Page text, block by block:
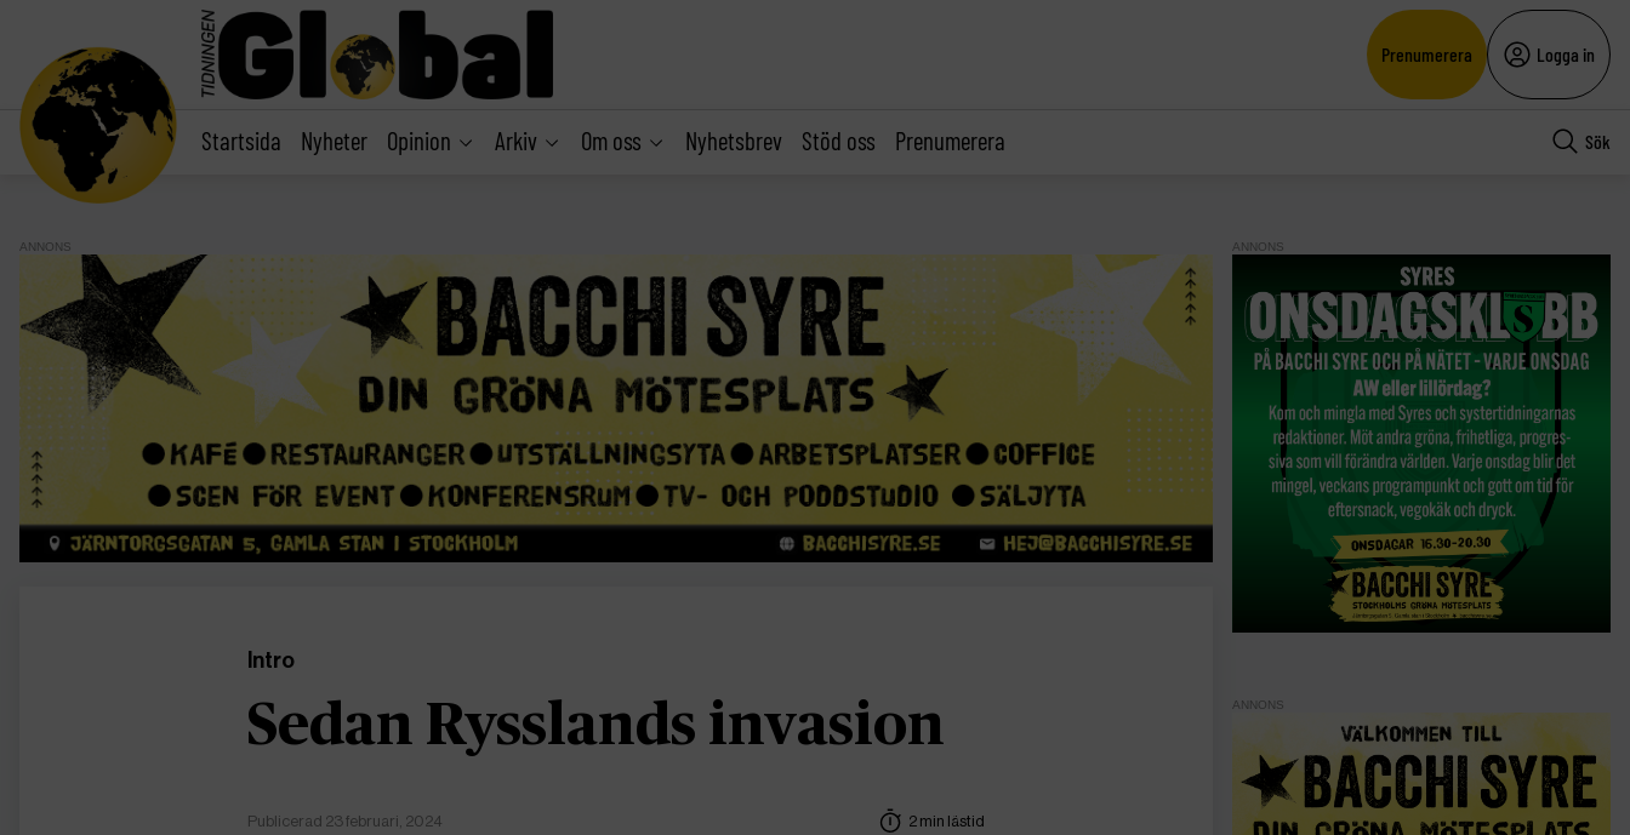
Prenumerera Logga in
Startsida Nyheter Opinion Arkiv Om oss Nyhetsbrev Stöd oss Prenumerera Sök
ANNONS
Intro
Sedan Rysslands invasion
Publicerad 23 februari, 2024 2 min lästid
ANNONS
ANNONS